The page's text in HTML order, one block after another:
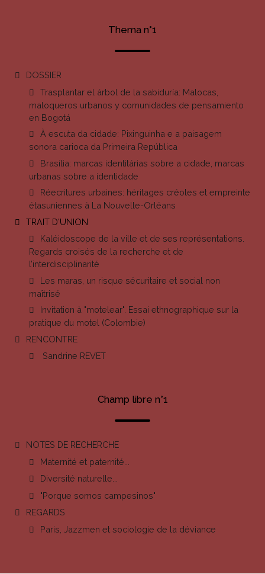
Thema n°1
DOSSIER
Trasplantar el árbol de la sabiduría: Malocas,
maloqueros urbanos y comunidades de pensamiento
en Bogotá
À escuta da cidade: Pixinguinha e a paisagem
sonora carioca da Primeira República
Brasília: marcas identitárias sobre a cidade, marcas
urbanas sobre a identidade
Réecritures urbaines: héritages créoles et empreinte
étasuniennes à La Nouvelle-Orléans
TRAIT D'UNION
Kaléidoscope de la ville et de ses représentations.
Regards croisés de la recherche et de
l’interdisciplinarité
Les maras, un risque sécuritaire et social non
maîtrisé
Invitation à "motelear". Essai ethnographique sur la
pratique du motel (Colombie)
RENCONTRE
Sandrine REVET
Champ libre n°1
NOTES DE RECHERCHE
Maternité et paternité...
Diversité naturelle...
"Porque somos campesinos"
REGARDS
Paris, Jazzmen et sociologie de la déviance